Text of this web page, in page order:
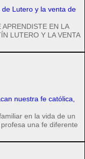
Lutero y la venta de
EN LA
LUTERO Y LA VENTA
nuestra fe católica,
en la vida de un
una fe diferente